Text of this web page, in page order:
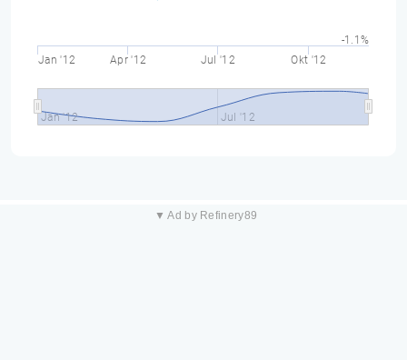
Jan '12 Apr '12 Jul '12 Okt '12
Jan '12 Jul '12
-1.1%
▼ Ad by Refinery89